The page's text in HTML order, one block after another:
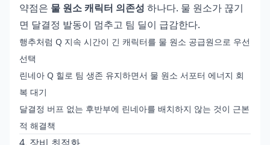
약점은 물 원소 캐릭터 의존성 하나다. 물 원소가 끊기
면 달결정 발동이 멈추고 팀 딜이 급감한다.
행추처럼 Q 지속 시간이 긴 캐릭터를 물 원소 공급원으로 우선
선택
린네아 Q 힐로 팀 생존 유지하면서 물 원소 서포터 에너지 회
복 대기
달결정 버프 없는 후반부에 린네아를 배치하지 않는 것이 근본
적 해결책